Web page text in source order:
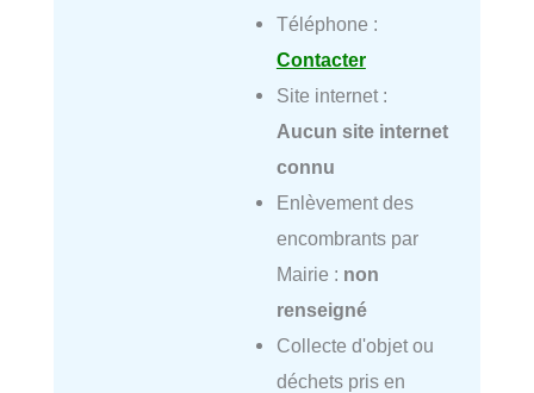
Téléphone :
Contacter
Site internet :
Aucun site internet
connu
Enlèvement des
encombrants par
Mairie : non
renseigné
Collecte d'objet ou
déchets pris en